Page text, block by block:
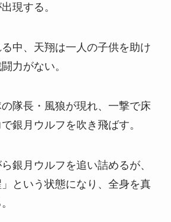
現する。
中、天翔は一人の子供を助け
力がない。
隊長・風狼が現れ、一撃で床
銀月ウルフを吹き飛ばす。
銀月ウルフを追い詰めるが、
という状態になり、全身を真